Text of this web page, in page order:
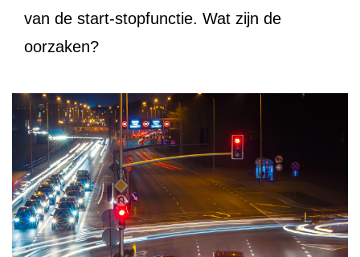
van de start-stopfunctie. Wat zijn de
oorzaken?